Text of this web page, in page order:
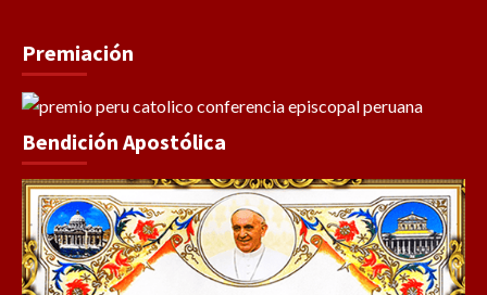
Premiación
Bendición Apostólica